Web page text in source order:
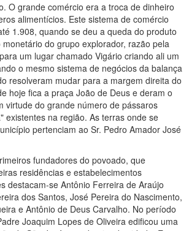
O grande comércio era a troca de dinheiro
alimentícios. Este sistema de comércio
1.908, quando se deu a queda do produto
do grupo explorador, razão pela
um lugar chamado Vigário criando ali um
o mesmo sistema de negócios da balança
resolveram mudar para a margem direita do
hoje fica a praça João de Deus e deram o
virtude do grande número de pássaros
existentes na região. As terras onde se
pertenciam ao Sr. Pedro Amador José
fundadores do povoado, que
residências e estabelecimentos
destacam-se Antônio Ferreira de Araújo
dos Santos, José Pereira do Nascimento,
e Antônio de Deus Carvalho. No período
Joaquim Lopes de Oliveira edificou uma